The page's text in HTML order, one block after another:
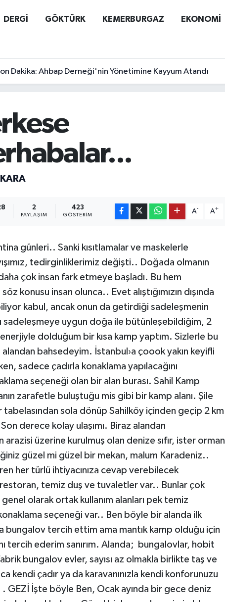
DERGİ GÖKTÜRK KEMERBURGAZ EKONOMİ
Dakika: Ahbap Derneği'nin Yönetimine Kayyum Atandı
2
PAYLAŞIM
423
GÖSTERIM
A- A+
günleri.. Sanki kısıtlamalar ve maskelerle
tedirginliklerimiz değişti.. Doğada olmanın
çok insan fark etmeye başladı. Bu hem
konusu insan olunca.. Evet alıştığımızın dışında
kabul, ancak onun da getirdiği sadeleşmenin
sadeleşmeye uygun doğa ile bütünleşebildiğim, 2
dolduğum bir kısa kamp yaptım. Sizlerle bu
bahsedeyim. İstanbul›a çoook yakın keyifli
sadece çadırla konaklama yapılacağını
seçeneği olan bir alan burası. Sahil Kamp
zarafetle buluştuğu mis gibi bir kamp alanı. Şile
tabelasından sola dönüp Sahilköy içinden geçip 2 km
derece kolay ulaşımı. Biraz alandan
üzerine kurulmuş olan denize sıfır, ister orman
güzel mi güzel bir mekan, malum Karadeniz..
her türlü ihtiyacınıza cevap verebilecek
temiz duş ve tuvaletler var.. Bunlar çok
olarak ortak kullanım alanları pek temiz
seçeneği var.. Ben böyle bir alanda ilk
bungalov tercih ettim ama mantık kamp olduğu için
tercih ederim sanırım. Alanda; bungalovlar, hobit
bungalov evler, sayısı az olmakla birlikte taş ve
kendi çadır ya da karavanınızla kendi konforunuzu
İşte böyle Ben, Ocak ayında bir gece deniz